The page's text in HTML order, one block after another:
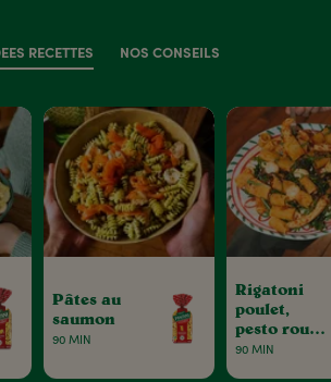
RECETTES NOS CONSEILS
Pâtes au
saumon
90 MIN
Rigatoni
poulet,
pesto rouge
& tomates
90 MIN